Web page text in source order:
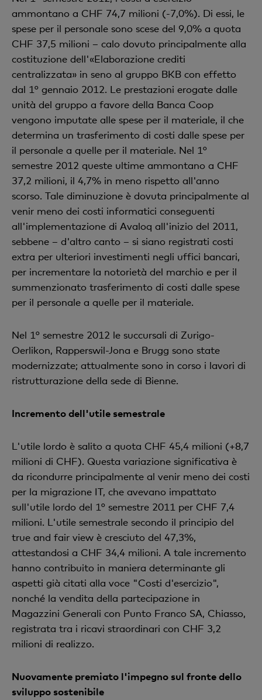
ammontano a CHF 74,7 milioni (-7,0%). Di essi, le
spese per il personale sono scese del 9,0% a quota
CHF 37,5 milioni – calo dovuto principalmente alla
costituzione dell'«Elaborazione crediti
centralizzata» in seno al gruppo BKB con effetto
dal 1° gennaio 2012. Le prestazioni erogate dalle
unità del gruppo a favore della Banca Coop
vengono imputate alle spese per il materiale, il che
determina un trasferimento di costi dalle spese per
il personale a quelle per il materiale. Nel 1°
semestre 2012 queste ultime ammontano a CHF
37,2 milioni, il 4,7% in meno rispetto all'anno
scorso. Tale diminuzione è dovuta principalmente al
venir meno dei costi informatici conseguenti
all'implementazione di Avaloq all'inizio del 2011,
sebbene – d'altro canto – si siano registrati costi
extra per ulteriori investimenti negli uffici bancari,
per incrementare la notorietà del marchio e per il
summenzionato trasferimento di costi dalle spese
per il personale a quelle per il materiale.
Nel 1° semestre 2012 le succursali di Zurigo-
Oerlikon, Rapperswil-Jona e Brugg sono state
modernizzate; attualmente sono in corso i lavori di
ristrutturazione della sede di Bienne.
Incremento dell'utile semestrale
L'utile lordo è salito a quota CHF 45,4 milioni (+8,7
milioni di CHF). Questa variazione significativa è
da ricondurre principalmente al venir meno dei costi
per la migrazione IT, che avevano impattato
sull'utile lordo del 1° semestre 2011 per CHF 7,4
milioni. L'utile semestrale secondo il principio del
true and fair view è cresciuto del 47,3%,
attestandosi a CHF 34,4 milioni. A tale incremento
hanno contribuito in maniera determinante gli
aspetti già citati alla voce "Costi d'esercizio",
nonché la vendita della partecipazione in
Magazzini Generali con Punto Franco SA, Chiasso,
registrata tra i ricavi straordinari con CHF 3,2
milioni di realizzo.
Nuovamente premiato l'impegno sul fronte dello
sviluppo sostenibile